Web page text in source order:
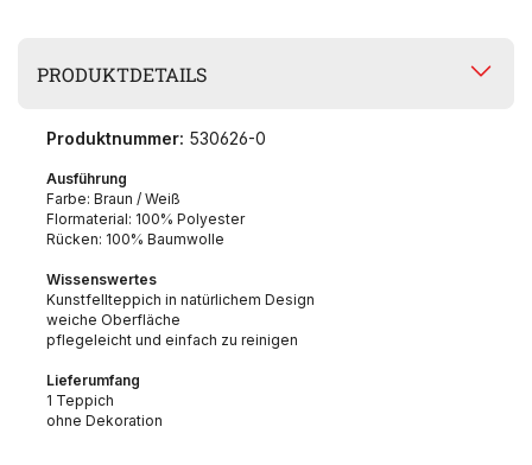
PRODUKTDETAILS
Produktnummer: 530626-0
Ausführung
Farbe: Braun / Weiß
Flormaterial: 100% Polyester
Rücken: 100% Baumwolle
Wissenswertes
Kunstfellteppich in natürlichem Design
weiche Oberfläche
pflegeleicht und einfach zu reinigen
Lieferumfang
1 Teppich
ohne Dekoration